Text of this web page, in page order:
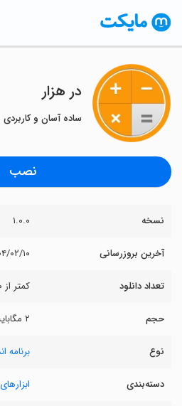
‏در هزار
ساده آسان و کاربردی
نصب
نسخه ۱.۰.۰
آخرین بروزرسانی ۱۴۰۴/
تعداد دانلود کمتر از ۱۰۰
حجم ۲ مگابایت
نوع برنامه
دسته‌بندی